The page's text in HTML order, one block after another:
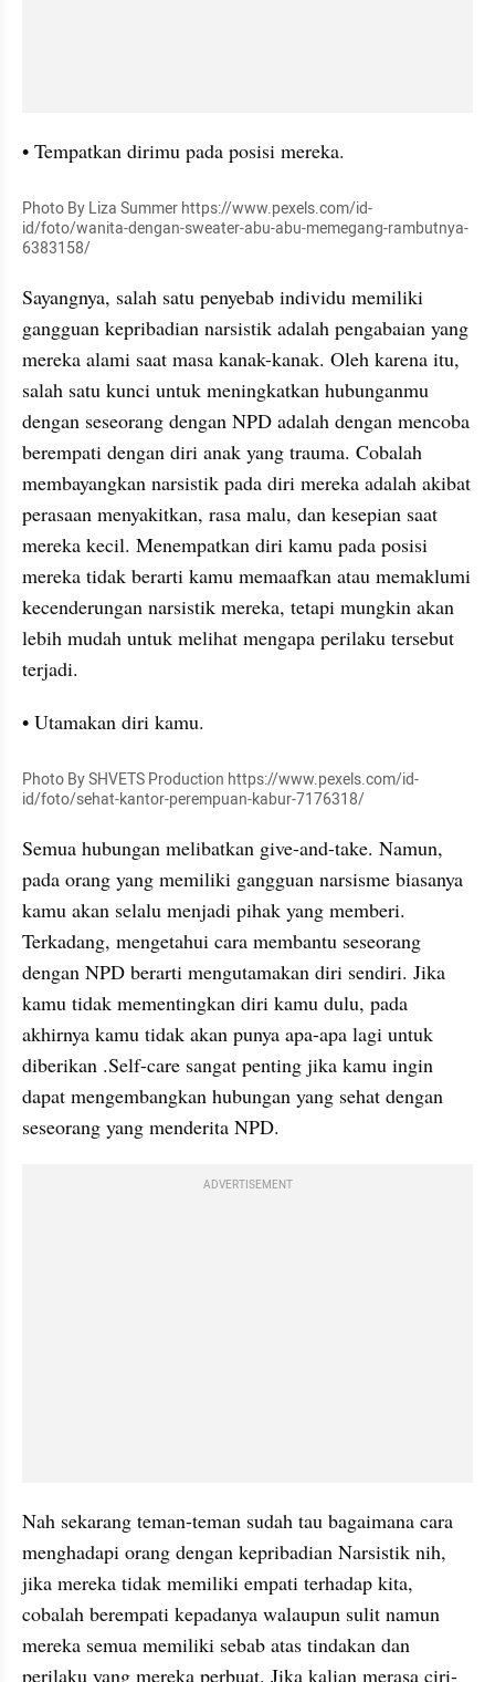
• Tempatkan dirimu pada posisi mereka.
Photo By Liza Summer https://www.pexels.com/id-
id/foto/wanita-dengan-sweater-abu-abu-memegang-rambutnya-
6383158/
Sayangnya, salah satu penyebab individu memiliki
gangguan kepribadian narsistik adalah pengabaian yang
mereka alami saat masa kanak-kanak. Oleh karena itu,
salah satu kunci untuk meningkatkan hubunganmu
dengan seseorang dengan NPD adalah dengan mencoba
berempati dengan diri anak yang trauma. Cobalah
membayangkan narsistik pada diri mereka adalah akibat
perasaan menyakitkan, rasa malu, dan kesepian saat
mereka kecil. Menempatkan diri kamu pada posisi
mereka tidak berarti kamu memaafkan atau memaklumi
kecenderungan narsistik mereka, tetapi mungkin akan
lebih mudah untuk melihat mengapa perilaku tersebut
terjadi.
• Utamakan diri kamu.
Photo By SHVETS Production https://www.pexels.com/id-
id/foto/sehat-kantor-perempuan-kabur-7176318/
Semua hubungan melibatkan give-and-take. Namun,
pada orang yang memiliki gangguan narsisme biasanya
kamu akan selalu menjadi pihak yang memberi.
Terkadang, mengetahui cara membantu seseorang
dengan NPD berarti mengutamakan diri sendiri. Jika
kamu tidak mementingkan diri kamu dulu, pada
akhirnya kamu tidak akan punya apa-apa lagi untuk
diberikan .Self-care sangat penting jika kamu ingin
dapat mengembangkan hubungan yang sehat dengan
seseorang yang menderita NPD.
ADVERTISEMENT
Nah sekarang teman-teman sudah tau bagaimana cara
menghadapi orang dengan kepribadian Narsistik nih,
jika mereka tidak memiliki empati terhadap kita,
cobalah berempati kepadanya walaupun sulit namun
mereka semua memiliki sebab atas tindakan dan
perilaku yang mereka perbuat. Jika kalian merasa ciri-